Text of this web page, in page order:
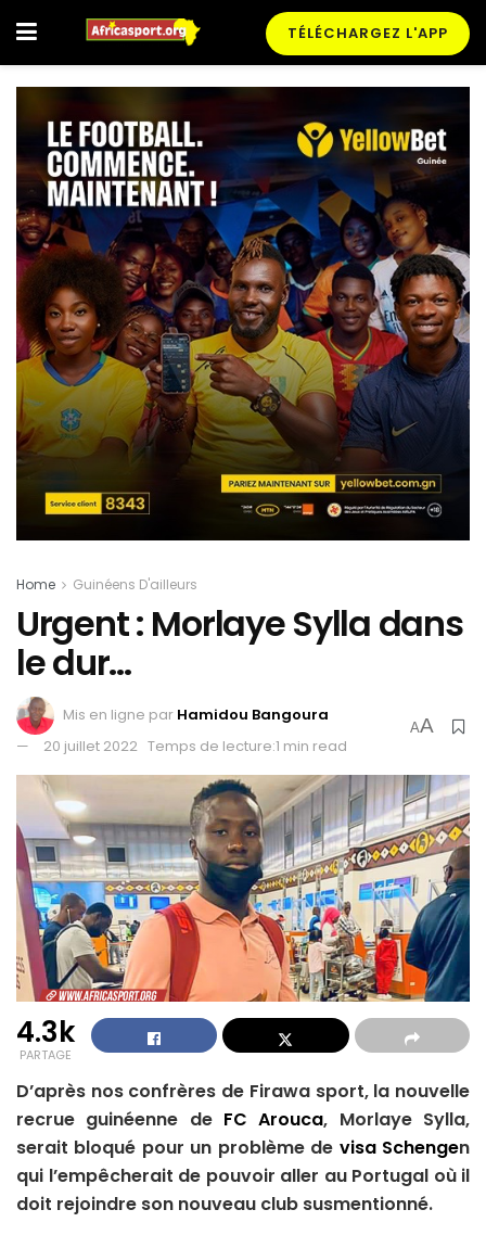
TÉLÉCHARGEZ L'APP
Home Guinéens D'ailleurs
Urgent : Morlaye Sylla dans
le dur…
Mis en ligne par Hamidou Bangoura
20 juillet 2022 Temps de lecture:1 min read
AA
4.3k
PARTAGE
D’après nos confrères de Firawa sport, la nouvelle
recrue guinéenne de FC Arouca, Morlaye Sylla,
serait bloqué pour un problème de visa Schengen
qui l’empêcherait de pouvoir aller au Portugal où il
doit rejoindre son nouveau club susmentionné.